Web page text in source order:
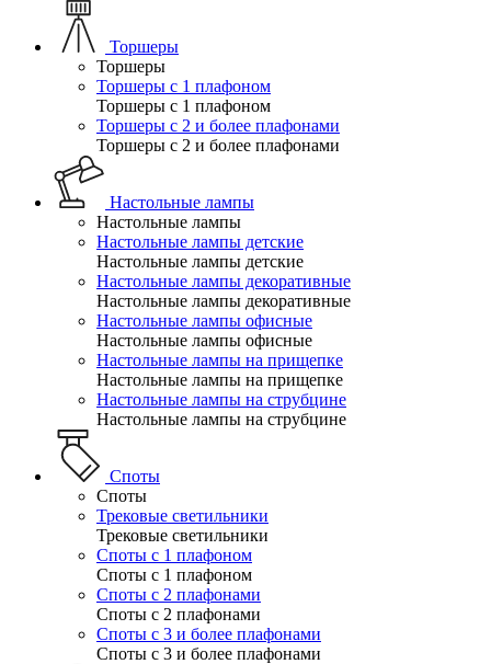
Торшеры
Торшеры
Торшеры с 1 плафоном
Торшеры с 1 плафоном
Торшеры с 2 и более плафонами
Торшеры с 2 и более плафонами
Настольные лампы
Настольные лампы
Настольные лампы детские
Настольные лампы детские
Настольные лампы декоративные
Настольные лампы декоративные
Настольные лампы офисные
Настольные лампы офисные
Настольные лампы на прищепке
Настольные лампы на прищепке
Настольные лампы на струбцине
Настольные лампы на струбцине
Споты
Споты
Трековые светильники
Трековые светильники
Споты с 1 плафоном
Споты с 1 плафоном
Споты с 2 плафонами
Споты с 2 плафонами
Споты с 3 и более плафонами
Споты с 3 и более плафонами